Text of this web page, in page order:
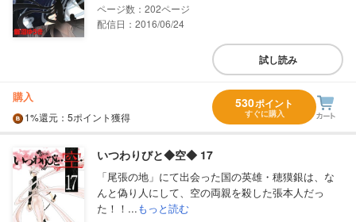
202
配信日：2016/06/24
試し読み
購入
1%還元 ：5ポイント獲得
530ポイント
すぐに購入
いつわりびと◆空◆ 17
「尾張の地」にて出会った国の英雄・穂獏銀は、な
んと偽り人にして、空の両親を殺した張本人だっ
た！！...もっと読む